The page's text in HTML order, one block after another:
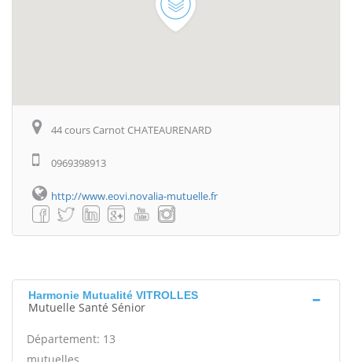
44 cours Carnot CHATEAURENARD
0969398913
http://www.eovi.novalia-mutuelle.fr
Harmonie Mutualité VITROLLES
Mutuelle Santé Sénior
Département: 13